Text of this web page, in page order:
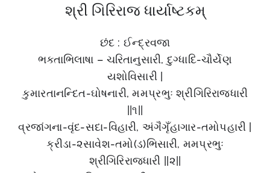
શ્રી ગિરિરાજ ધાર્યાષ્ટકમ્
છંદ : ઈન્દ્રવજા
ભક્તાભિલાષા – ચરિતાનુસારી, દુગ્ધાદિ-ચૌર્યેણ
યશોવિસારી |
કુમારતાનન્દિત-ઘોષનારી, મમપ્રભુઃ શ્રીગિરિરાજધારી
||૧||
વ્રજાંગના-વૃંદ-સદા-વિહારી, અંગૈગૃઁહાગાર-તમોપહારી |
ક્રીડા-૨સાવેશ-તમો(ડ)ભિસારી, મમપ્રભુઃ
શ્રીગિરિરાજધારી ||૨||